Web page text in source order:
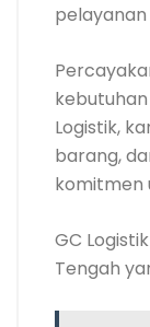
Logistik,
barang,
komitmen
GC
Tengah